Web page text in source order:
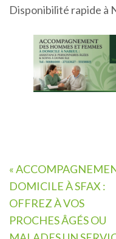
Disponibilité rapide à
Navigation
de
l’article
«
DOMICILE À SFAX :
OFFREZ À VOS
PROCHES ÂGÉS OU